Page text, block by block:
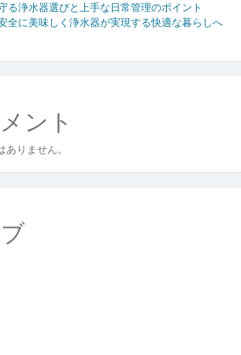
る浄水器選びと上手な日常管理のポイント
全に美味しく浄水器が実現する快適な暮らしへ
ント
りません。